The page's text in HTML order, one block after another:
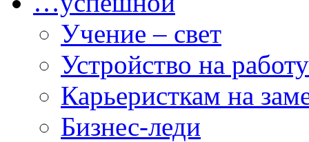
Учение – свет
Устройство на работу
Карьеристкам на
Бизнес-леди